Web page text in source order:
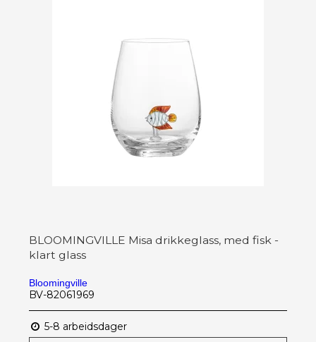
BLOOMINGVILLE Misa drikkeglass, med fisk -
klart glass
Bloomingville
BV-82061969
5-8 arbeidsdager